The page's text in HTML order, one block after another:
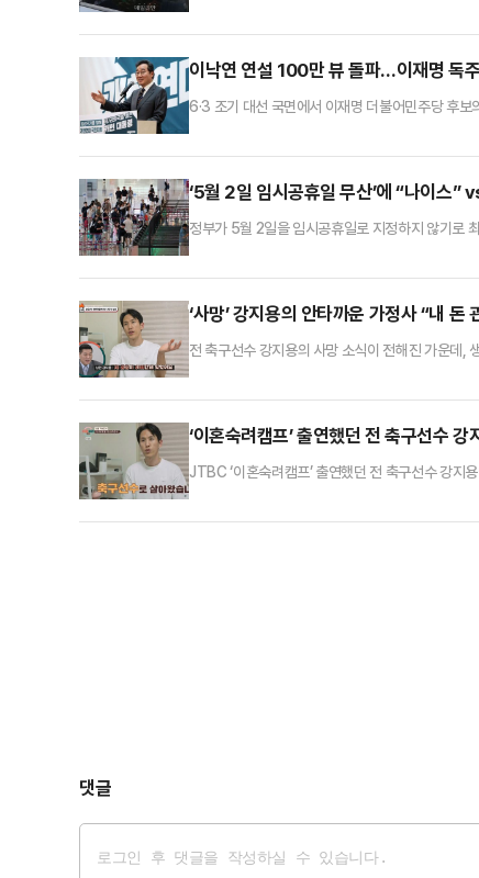
원합의체에 회부한 것을 두고 민주당에서 다양한
이낙연 연설 100만 뷰 돌파…이재명 독
6·3 조기 대선 국면에서 이재명 더불어민주당 후
수 있을지 그 가능성에 이목이 쏠린다.22일 정치
‘5월 2일 임시공휴일 무산’에 “나이스”
정부가 5월 2일을 임시공휴일로 지정하지 않기로
정하는 게 좀 그렇긴 하지”, “5월 3~6일 이미 나흘
‘사망’ 강지용의 안타까운 가정사 “내
전 축구선수 강지용의 사망 소식이 전해진 가운데,
습을 보였다. 그는 “죽고 싶은 마음이 너무 크다.
‘이혼숙려캠프’ 출연했던 전 축구선수 강
JTBC ‘이혼숙려캠프’ 출연했던 전 축구선수 강지
위로 지명되며 프로로 데뷔한 강지용은 부산 아이
댓글